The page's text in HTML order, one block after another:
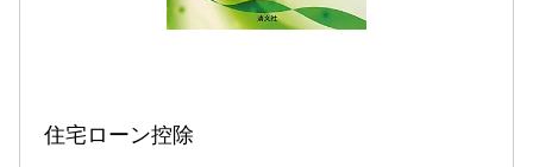
住宅ローン控除